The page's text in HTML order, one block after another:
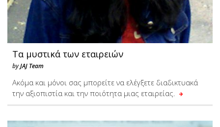
Τα μυστικά των εταιρειών
byJAJ Team
Ακόμα και μόνοι σας μπορείτε να ελέγξετε διαδικτυακά
την αξιοπιστία και την ποιότητα μιας εταιρείας.